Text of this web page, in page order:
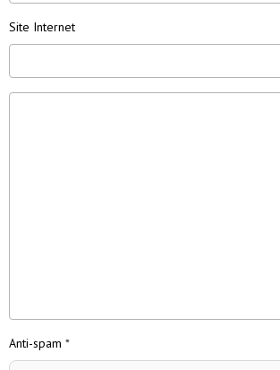
Site Internet
Anti-spam